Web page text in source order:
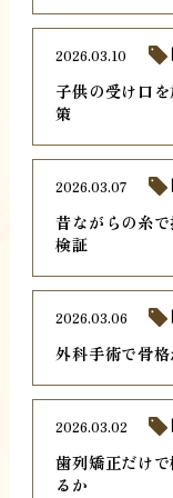
子供の受け口
策
2026.03.10
昔ながらの糸
検証
2026.03.07
外科手術で骨
2026.03.06
歯列矯正だけ
るか
2026.03.02